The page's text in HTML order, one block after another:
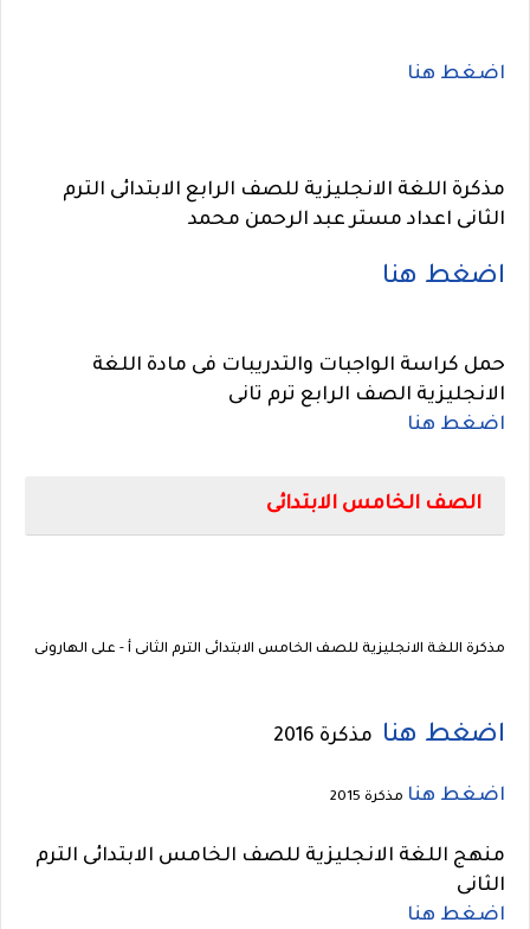
اضغط هنا
مذكرة اللغة الانجليزية للصف الرابع الابتدائى الترم
الثانى اعداد مستر عبد الرحمن محمد
اضغط هنا
حمل كراسة الواجبات والتدريبات فى مادة اللغة
الانجليزية الصف الرابع ترم تانى
اضغط هنا
الصف الخامس الابتدائى
مذكرة اللغة الانجليزية للصف الخامس الابتدائى الترم الثانى أ - على الهارونى
اضغط هنا مذكرة 2016
اضغط هنا مذكرة 2015
منهج اللغة الانجليزية للصف الخامس الابتدائى الترم
الثانى
اضغط هنا